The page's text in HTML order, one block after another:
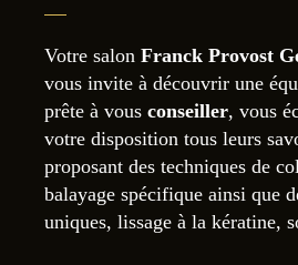
Votre salon Franck Provost
vous invite à découvrir une
prête à vous conseiller, vous
votre disposition tous leurs
proposant des techniques de
balayage spécifique ainsi que
uniques, lissage à la kératine,